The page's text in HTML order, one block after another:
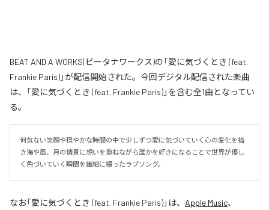
BEAT AND A WORKS(ビータナワークス)の「愛に気づくとき (feat.
Frankie Paris)」が配信開始された。今回デジタル配信された楽曲
は、「愛に気づくとき (feat. Frankie Paris)」を含む全1曲となってい
る。
何気ない笑顔や穏やかな時間の中で少しずつ愛に気づいていく心の変化を描
き海や風、月の情景に想いを重ねながら誰かを好きになることで世界が優し
く色づいていく瞬間を繊細に綴ったラブソング。
なお「愛に気づくとき (feat. Frankie Paris)」は、 Apple Music、